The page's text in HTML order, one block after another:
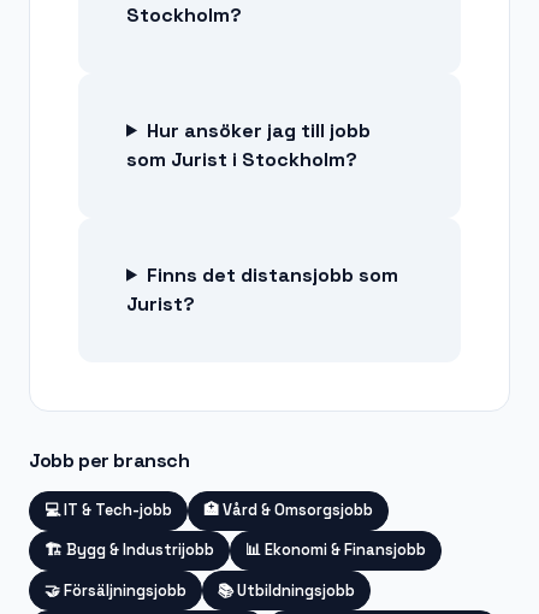
Stockholm?
Hur ansöker jag till jobb
som Jurist i Stockholm?
Finns det distansjobb som
Jurist?
Jobb per bransch
💻IT & Tech-jobb 🏥Vård & Omsorgsjobb
🏗️ Bygg & Industrijobb 📊Ekonomi & Finansjobb
🤝Försäljningsjobb 📚Utbildningsjobb